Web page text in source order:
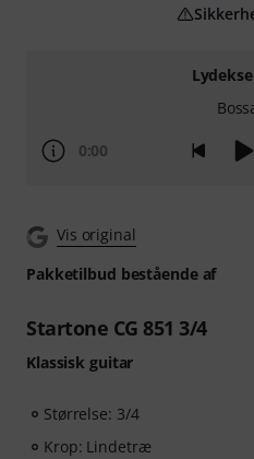
0:00
Vis original
Pakketilbud bestående af
Startone CG 851 3/4
Klassisk guitar
Størrelse: 3/4
Krop: Lindetræ